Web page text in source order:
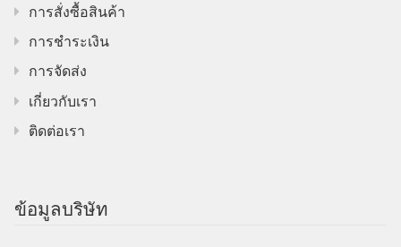
การสั่งซื้อสินค้า
การชำระเงิน
การจัดส่ง
เกี่ยวกับเรา
ติดต่อเรา
ข้อมูลบริษัท